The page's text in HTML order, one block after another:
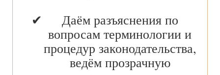
Даём разъяснения по
вопросам терминологии и
процедур законодательства,
ведём прозрачную